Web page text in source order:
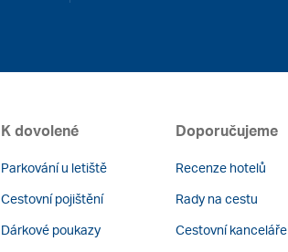
K dovolené
Parkování u letiště
Cestovní pojištění
Dárkové poukazy
Doporučujeme
Recenze hotelů
Rady na cestu
Cestovní kanceláře